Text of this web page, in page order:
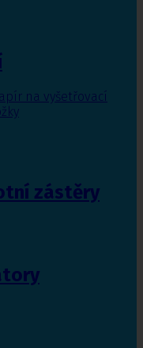
na vyšetřovací
zástěry